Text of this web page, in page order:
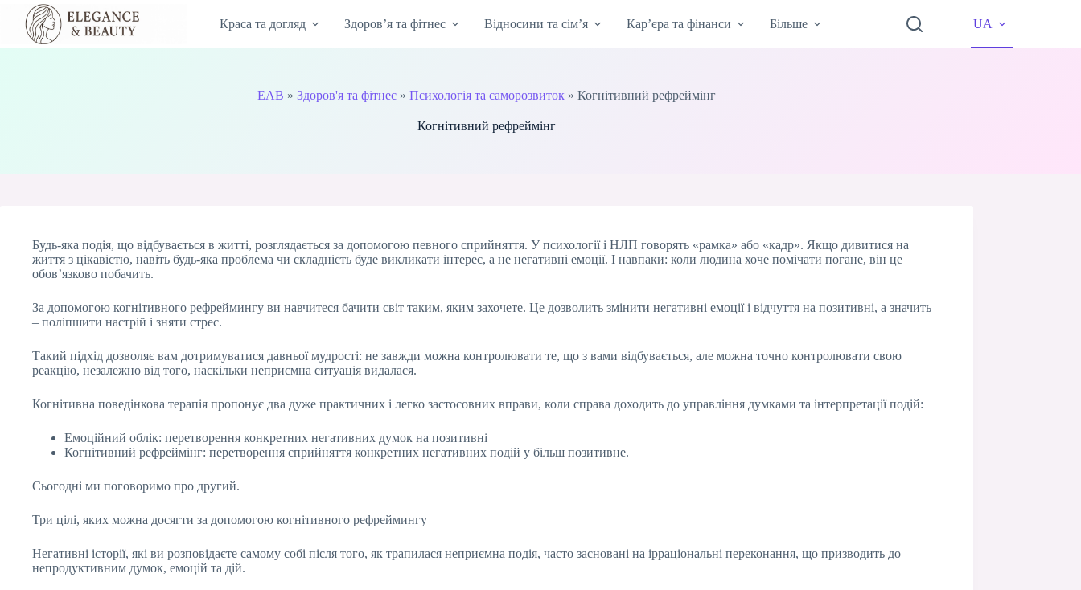
Перейти
вмісту
Краса та догляд Здоров’я та фітнес Відносини та сім’я Кар’єра та фінанси Більше UA
EAB » Здоров'я та фітнес» Психологія та саморозвиток » Когнітивний рефреймінг
Когнітивний рефреймінг
Будь-яка подія, що відбувається в житті, розглядається за допомогою певного сприйняття. У психології і НЛП говорять «рамка» або «кадр». Якщо дивитися на
життя з цікавістю, навіть будь-яка проблема чи складність буде викликати інтерес, а не негативні емоції. І навпаки: коли людина хоче помічати погане, він це
обов’язково побачить.
За допомогою когнітивного рефреймингу ви навчитеся бачити світ таким, яким захочете. Це дозволить змінити негативні емоції і відчуття на позитивні, а значить
– поліпшити настрій і зняти стрес.
Такий підхід дозволяє вам дотримуватися давньої мудрості: не завжди можна контролювати те, що з вами відбувається, але можна точно контролювати свою
реакцію, незалежно від того, наскільки неприємна ситуація видалася.
Когнітивна поведінкова терапія пропонує два дуже практичних і легко застосовних вправи, коли справа доходить до управління думками та інтерпретації подій:
Емоційний облік: перетворення конкретних негативних думок на позитивні
Когнітивний рефреймінг: перетворення сприйняття конкретних негативних подій у більш позитивне.
Сьогодні ми поговоримо про другий.
Три цілі, яких можна досягти за допомогою когнітивного рефреймингу
Негативні історії, які ви розповідаєте самому собі після того, як трапилася неприємна подія, часто засновані на ірраціональні переконання, що призводить до
непродуктивним думок, емоцій та дій.